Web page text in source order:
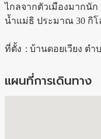
ไกลจากตัวเมืองมากนัก
น้ำแม่ธิ ประมาณ 30 กิโ
ที่ตั้ง : บ้านดอยเวียง ต
แผนที่การเดินทาง